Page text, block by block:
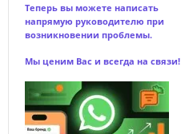
Теперь вы можете написать
напрямую руководителю при
возникновении проблемы.
Мы ценим Вас и всегда на связи!